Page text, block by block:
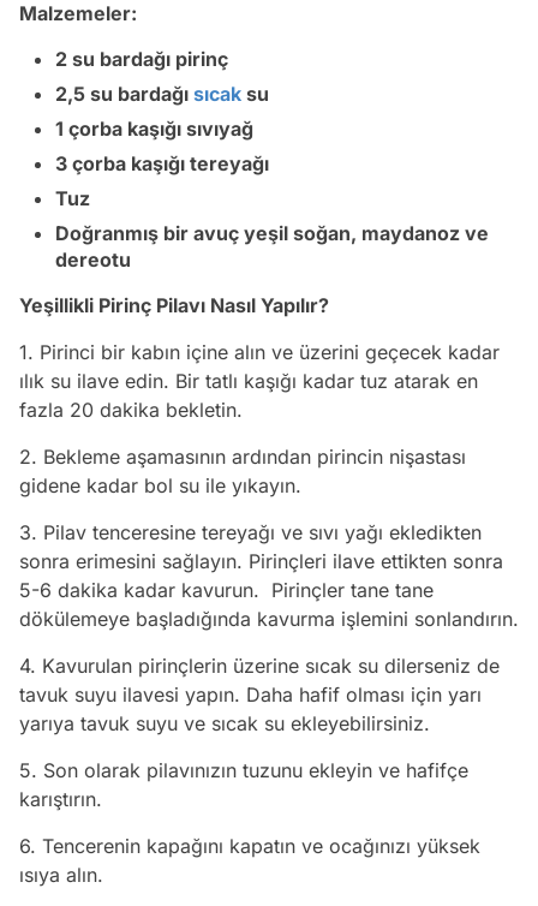
Malzemeler:
2 su bardağı pirinç
2,5 su bardağı sıcak su
1 çorba kaşığı sıvıyağ
3 çorba kaşığı tereyağı
Tuz
Doğranmış bir avuç yeşil soğan, maydanoz ve
dereotu
Yeşillikli Pirinç Pilavı Nasıl Yapılır?
1. Pirinci bir kabın içine alın ve üzerini geçecek kadar
ılık su ilave edin. Bir tatlı kaşığı kadar tuz atarak en
fazla 20 dakika bekletin.
2. Bekleme aşamasının ardından pirincin nişastası
gidene kadar bol su ile yıkayın.
3. Pilav tenceresine tereyağı ve sıvı yağı ekledikten
sonra erimesini sağlayın. Pirinçleri ilave ettikten sonra
5-6 dakika kadar kavurun. Pirinçler tane tane
dökülemeye başladığında kavurma işlemini sonlandırın.
4. Kavurulan pirinçlerin üzerine sıcak su dilerseniz de
tavuk suyu ilavesi yapın. Daha hafif olması için yarı
yarıya tavuk suyu ve sıcak su ekleyebilirsiniz.
5. Son olarak pilavınızın tuzunu ekleyin ve hafifçe
karıştırın.
6. Tencerenin kapağını kapatın ve ocağınızı yüksek
ısıya alın.